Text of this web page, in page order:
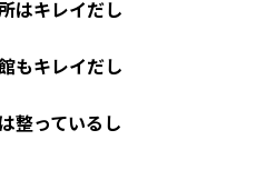
はキレイだし
もキレイだし
整っているし